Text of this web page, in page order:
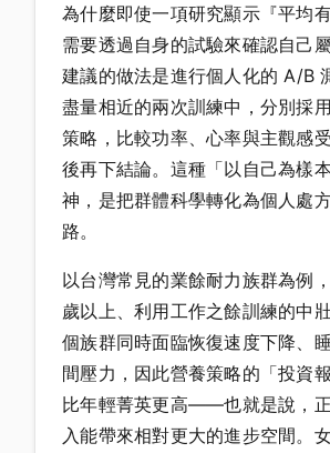
為什麼即使一項研究顯示『平均
需要透過自身的試驗來確認自己屬
建議的做法是進行個人化的 A/B
盡量相近的兩次訓練中，分別採
策略，比較功率、心率與主觀感
後再下結論。這種「以自己為樣
神，是把群體科學轉化為個人處
路。
以台灣常見的業餘耐力族群為例
歲以上、利用工作之餘訓練的中
個族群同時面臨恢復速度下降、
間壓力，因此營養策略的「投資
比年輕菁英更高——也就是說，
入能帶來相對更大的進步空間。